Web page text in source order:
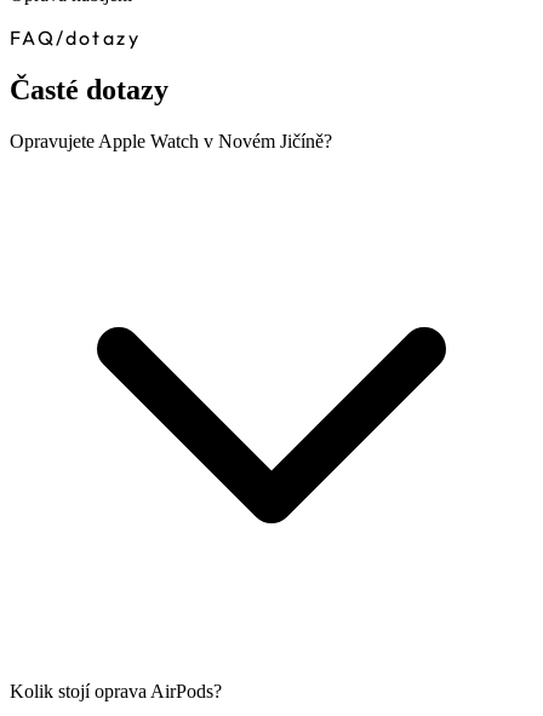
FAQ/dotazy
Časté dotazy
Opravujete Apple Watch v Novém Jičíně?
Kolik stojí oprava AirPods?